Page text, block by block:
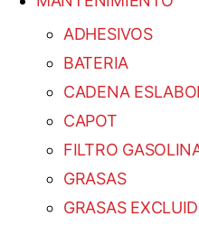
ADHESIVOS
BATERIA
CADENA
CAPOT
FILTRO
GRASAS
GRASAS